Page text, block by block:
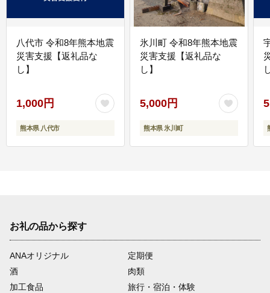
八代市 令和8年熊本地震
災害支援【返礼品な
し】
1,000円
熊本県 八代市
氷川町 令和8年熊本地震
災害支援【返礼品な
し】
5,000円
熊本県 氷川町
お礼の品から探す
ANAオリジナル
定期便
酒
肉類
加工食品
旅行・宿泊・体験